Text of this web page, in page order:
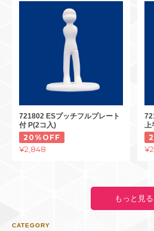
721802 ESプッチフルプレート
付 P(2コ入)
20%OFF
¥2,848
もっと見る
CATEGORY